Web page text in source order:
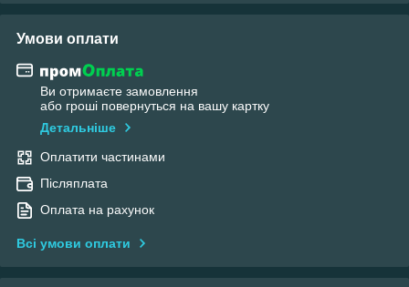
Умови оплати
Ви отримаєте замовлення
або гроші повернуться на вашу картку
Детальніше
Оплатити частинами
Післяплата
Оплата на рахунок
Всі умови оплати